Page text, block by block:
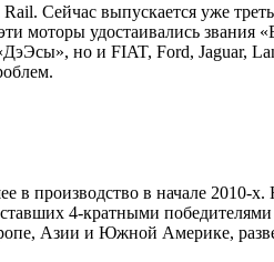
Сейчас выпускается уже
удостаивались звания
но и FIAT, Ford, Jaguar,
производство в начале 2010-
4-кратными
Азии и Южной Америке,